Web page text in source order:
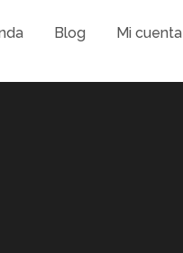
Blog Mi cuenta